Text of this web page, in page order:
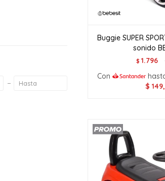
Buggie SUPER
sonido
$ 1.796
Con
$